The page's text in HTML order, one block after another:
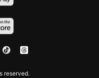
reserved.